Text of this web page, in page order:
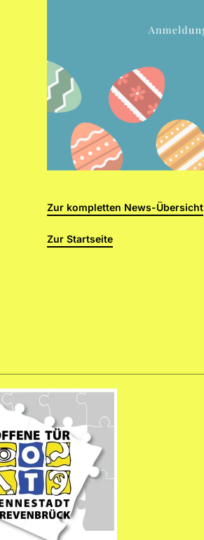
Zur kompletten News-Übersicht
Zur Startseite